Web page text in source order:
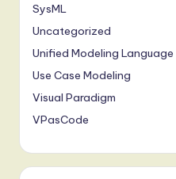
SysML
Uncategorized
Unified Modeling Language
Use Case Modeling
Visual Paradigm
VPasCode